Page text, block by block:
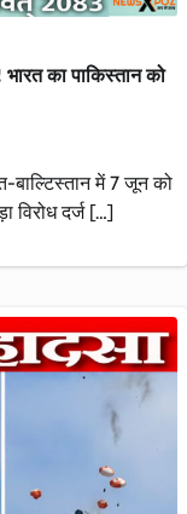
का पाकिस्तान को
बाल्टिस्तान में 7 जून को
विरोध दर्ज […]